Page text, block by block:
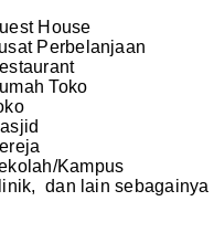
House
Perbelanjaan
Restaurant
Toko
Kampus
dan lain sebagainya